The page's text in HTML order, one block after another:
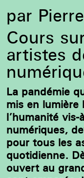
par
Cours
artistes
La pandémie
mis en lumière
l’humanité
numériques,
pour tous les
quotidienne.
ouvert au